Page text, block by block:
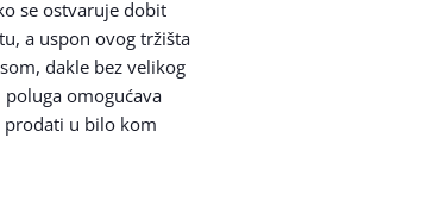
se ostvaruje dobit
a uspon ovog tržišta
dakle bez velikog
omogućava
prodati u bilo kom